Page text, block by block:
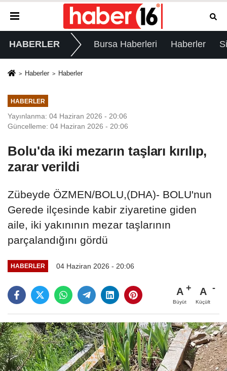
HABERLER Bursa Haberleri Haberler
Haberler Haberler
HABERLER
Yayınlanma: 04 Haziran 2026 - 20:06
Güncelleme: 04 Haziran 2026 - 20:06
Bolu'da iki mezarın taşları kırılıp,
zarar verildi
Zübeyde ÖZMEN/BOLU,(DHA)- BOLU'nun
Gerede ilçesinde kabir ziyaretine giden
aile, iki yakınının mezar taşlarının
parçalandığını gördü
HABERLER 04 Haziran 2026 - 20:06
A
Büyüt
A
Küçült